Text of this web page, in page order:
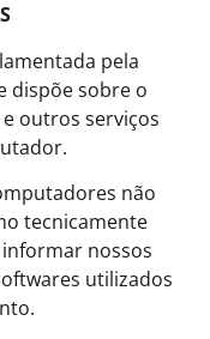
pela
dispõe sobre o
outros serviços
não
tecnicamente
nossos
utilizados